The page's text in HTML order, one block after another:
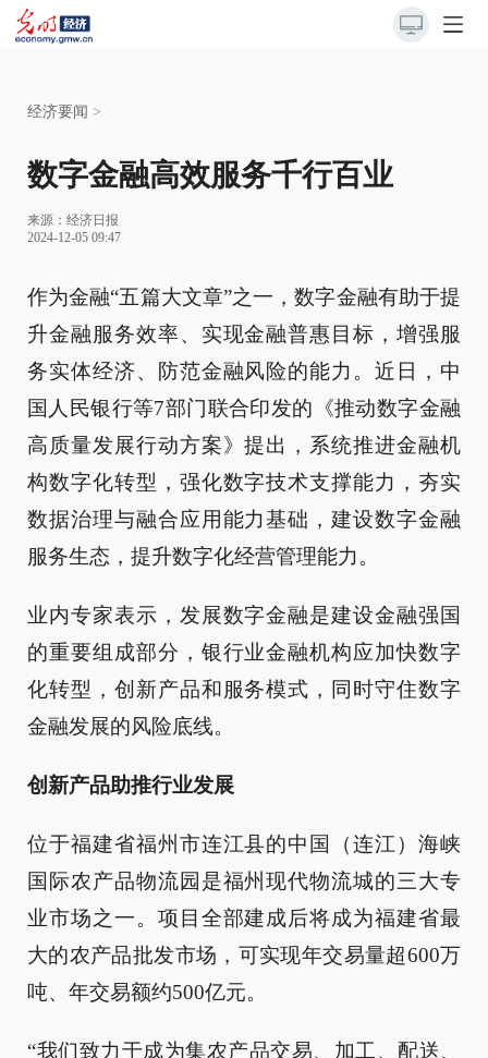
经济要闻 >
数字金融高效服务千行百业
来源： 经济日报
2024-12-05 09:47
作为金融“五篇大文章”之一，数字金融有助于提
升金融服务效率、实现金融普惠目标，增强服
务实体经济、防范金融风险的能力。近日，中
国人民银行等7部门联合印发的《推动数字金融
高质量发展行动方案》提出，系统推进金融机
构数字化转型，强化数字技术支撑能力，夯实
数据治理与融合应用能力基础，建设数字金融
服务生态，提升数字化经营管理能力。
业内专家表示，发展数字金融是建设金融强国
的重要组成部分，银行业金融机构应加快数字
化转型，创新产品和服务模式，同时守住数字
金融发展的风险底线。
创新产品助推行业发展
位于福建省福州市连江县的中国（连江）海峡
国际农产品物流园是福州现代物流城的三大专
业市场之一。项目全部建成后将成为福建省最
大的农产品批发市场，可实现年交易量超600万
吨、年交易额约500亿元。
“我们致力于成为集农产品交易、加工、配送、